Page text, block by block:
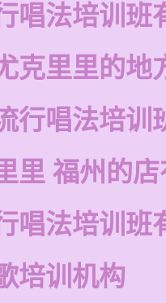
唱法培训班
克里里的地
行唱法培训
里 福州的
唱法培训班
培训机构